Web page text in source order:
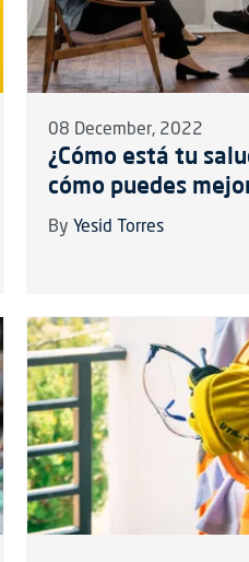
08 December, 2022
¿Cómo está tu
cómo puedes
By Yesid Torres